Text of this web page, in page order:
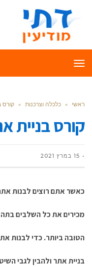
תפריט
ראשי » כלכלה וצרכנות » קורס
קורס בניית
15 במרץ 2021
כאשר אתם רוצים לבנות
מכירים את כל השלבים
הטובה ביותר. כדי לבנות
בניית אתר ולהבין לגבי